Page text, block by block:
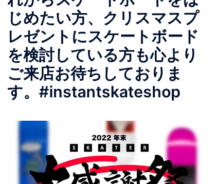
じめたい方、クリスマスプ
レゼントにスケートボード
を検討している方も心より
ご来店お待ちしておりま
す。#instantskateshop